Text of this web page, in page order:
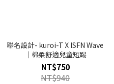
聯名設計- kuroi-T X ISFN Wave
｜棉柔舒適兒童短踢
NT$750
NT$940